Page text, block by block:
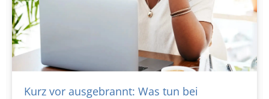
Kurz vor ausgebrannt: Was tun bei